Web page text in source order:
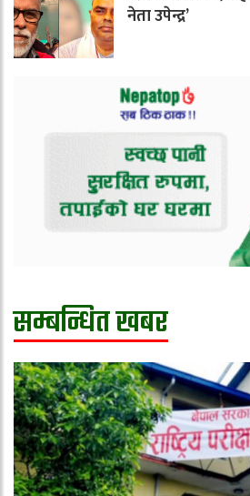
नेता उपेन्द्र’
सम्बन्धित खबर